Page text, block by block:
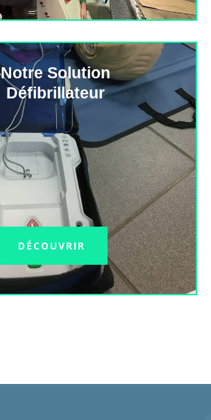
Notre Solution
Défibrillateur
DÉCOUVRIR